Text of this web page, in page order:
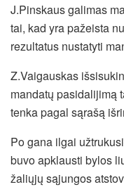
J.Pinskaus galimas
tai, kad yra pažeista
rezultatus nustatyti
Z.Vaigauskas
mandatų pasidalijimą
tenka pagal sąrašą
Po gana ilgai
buvo apklausti bylos
žaliųjų sąjungos